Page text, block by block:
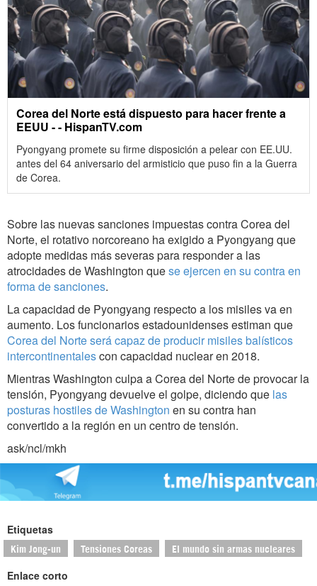
Corea del Norte está dispuesto para hacer frente a
EEUU - - HispanTV.com
Pyongyang promete su firme disposición a pelear con EE.UU.
antes del 64 aniversario del armisticio que puso fin a la Guerra
de Corea.
Sobre las nuevas sanciones impuestas contra Corea del
Norte, el rotativo norcoreano ha exigido a Pyongyang que
adopte medidas más severas para responder a las
atrocidades de Washington quese ejercen en su contra en
forma de sanciones.
La capacidad de Pyongyang respecto a los misiles va en
aumento. Los funcionarios estadounidenses estiman que
Corea del Norte será capaz de producir misiles balísticos
intercontinentalescon capacidad nuclear en 2018.
Mientras Washington culpa a Corea del Norte de provocar la
tensión, Pyongyang devuelve el golpe, diciendo que las
posturas hostiles de Washington en su contra han
convertido a la región en un centro de tensión.
ask/ncl/mkh
Etiquetas
Kim Jong-un Tensiones Coreas El mundo sin armas nucleares
Enlace corto